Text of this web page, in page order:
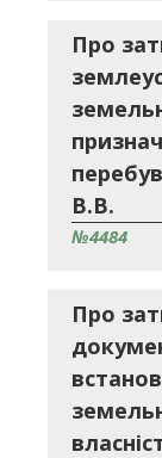
Про
В.В.
№4484
Про